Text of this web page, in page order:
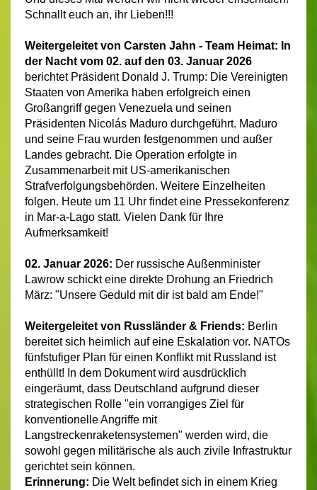
Schnallt euch an, ihr Lieben!!!
Weitergeleitet von Carsten Jahn - Team Heimat: In
der Nacht vom 02. auf den 03. Januar 2026
berichtet Präsident Donald J. Trump: Die Vereinigten
Staaten von Amerika haben erfolgreich einen
Großangriff gegen Venezuela und seinen
Präsidenten Nicolás Maduro durchgeführt. Maduro
und seine Frau wurden festgenommen und außer
Landes gebracht. Die Operation erfolgte in
Zusammenarbeit mit US-amerikanischen
Strafverfolgungsbehörden. Weitere Einzelheiten
folgen. Heute um 11 Uhr findet eine Pressekonferenz
in Mar-a-Lago statt. Vielen Dank für Ihre
Aufmerksamkeit!
02. Januar 2026: Der russische Außenminister
Lawrow schickt eine direkte Drohung an Friedrich
März: "Unsere Geduld mit dir ist bald am Ende!"
Weitergeleitet von Russländer & Friends: Berlin
bereitet sich heimlich auf eine Eskalation vor. NATOs
fünfstufiger Plan für einen Konflikt mit Russland ist
enthüllt! In dem Dokument wird ausdrücklich
eingeräumt, dass Deutschland aufgrund dieser
strategischen Rolle "ein vorrangiges Ziel für
konventionelle Angriffe mit
Langstreckenraketensystemen" werden wird, die
sowohl gegen militärische als auch zivile Infrastruktur
gerichtet sein können.
Erinnerung: Die Welt befindet sich in einem Krieg